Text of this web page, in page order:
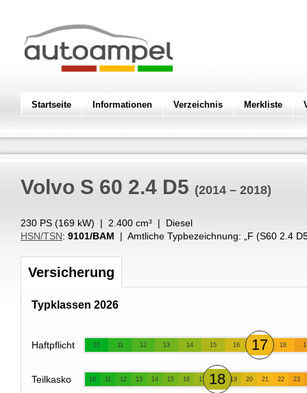
Startseite Informationen Verzeichnis Merkliste
Volvo S 60 2.4 D5 (2014 – 2018)
230 PS (169 kW) | 2.400 cm³ | Diesel
HSN/TSN: 9101/BAM | Amtliche Typbezeichnung: „ F (S60 2.4
Versicherung
Typklassen 2026
Haftpflicht 10 11 12 13 14 15 16 17 18
Teilkasko 10 11 12 13 14 15 16 17 18 19 20 21 22 23